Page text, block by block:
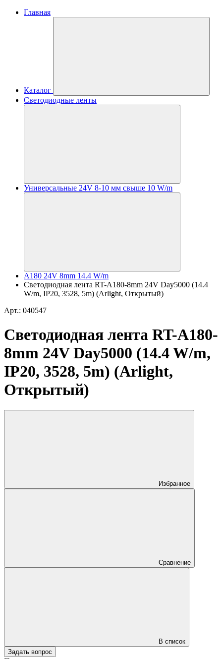
Главная
Каталог
Светодиодные ленты
Универсальные 24V 8-10 мм свыше 10 W/m
A180 24V 8mm 14.4 W/m
Светодиодная лента RT-A180-8mm 24V Day5000 (14.4
W/m, IP20, 3528, 5m) (Arlight, Открытый)
Арт.: 040547
Светодиодная лента RT-A180-
8mm 24V Day5000 (14.4 W/m,
IP20, 3528, 5m) (Arlight,
Открытый)
Избранное
Сравнение
В список
Задать вопрос